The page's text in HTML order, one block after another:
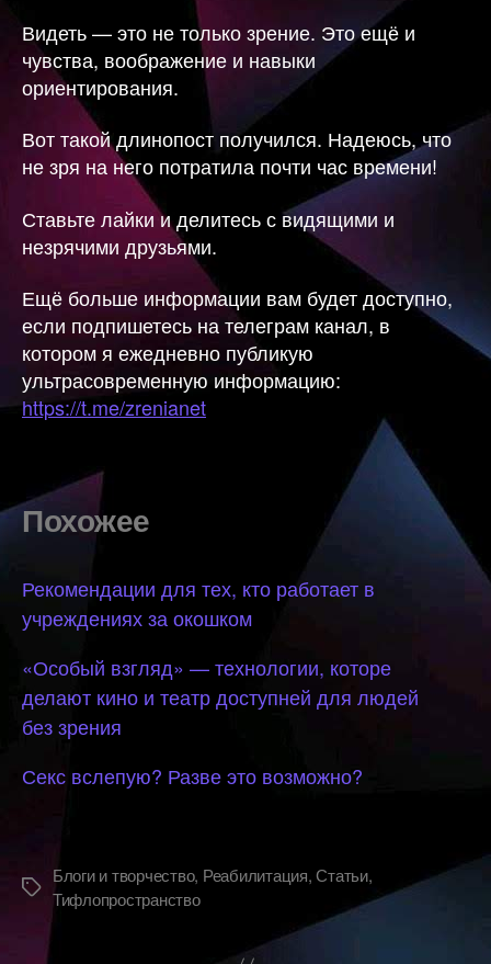
Видеть — это не только зрение. Это ещё и
чувства, воображение и навыки
ориентирования.
Вот такой длинопост получился. Надеюсь, что
не зря на него потратила почти час времени!
Ставьте лайки и делитесь с видящими и
незрячими друзьями.
Ещё больше информации вам будет доступно,
если подпишетесь на телеграм канал, в
котором я ежедневно публикую
ультрасовременную информацию:
https://t.me/zrenianet
Похожее
Рекомендации для тех, кто работает в
учреждениях за окошком
«Особый взгляд» — технологии, которе
делают кино и театр доступней для людей
без зрения
Секс вслепую? Разве это возможно?
Метки
Блоги и творчество, Реабилитация,Статьи,
Тифлопространство